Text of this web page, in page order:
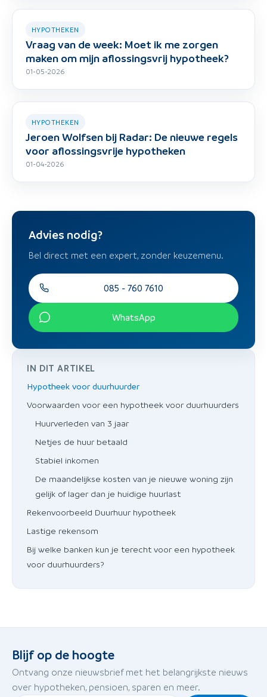
HYPOTHEKEN
Vraag van de week: Moet ik me zorgen
maken om mijn aflossingsvrij hypotheek?
01-05-2026
HYPOTHEKEN
Jeroen Wolfsen bij Radar: De nieuwe regels
voor aflossingsvrije hypotheken
01-04-2026
IN DIT ARTIKEL
Hypotheek voor duurhuurder
Voorwaarden voor een hypotheek voor duurhuurders
Huurverleden van 3 jaar
Netjes de huur betaald
Stabiel inkomen
De maandelijkse kosten van je nieuwe woning zijn
gelijk of lager dan je huidige huurlast
Rekenvoorbeeld Duurhuur hypotheek
Lastige rekensom
Bij welke banken kun je terecht voor een hypotheek
voor duurhuurders?
Advies nodig?
Bel direct met een expert, zonder keuzemenu.
085 - 760 7610
WhatsApp
Blijf op de hoogte
Ontvang onze nieuwsbrief met het belangrijkste nieuws
over hypotheken, pensioen, sparen en meer.